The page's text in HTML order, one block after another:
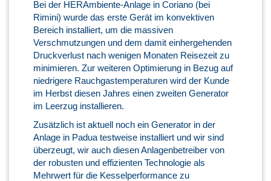
Bei der HERAmbiente-Anlage in Coriano (bei
Rimini) wurde das erste Gerät im konvektiven
Bereich installiert, um die massiven
Verschmutzungen und dem damit einhergehenden
Druckverlust nach wenigen Monaten Reisezeit zu
minimieren. Zur weiteren Optimierung in Bezug auf
niedrigere Rauchgastemperaturen wird der Kunde
im Herbst diesen Jahres einen zweiten Generator
im Leerzug installieren.
Zusätzlich ist aktuell noch ein Generator in der
Anlage in Padua testweise installiert und wir sind
überzeugt, wir auch diesen Anlagenbetreiber von
der robusten und effizienten Technologie als
Mehrwert für die Kesselperformance zu